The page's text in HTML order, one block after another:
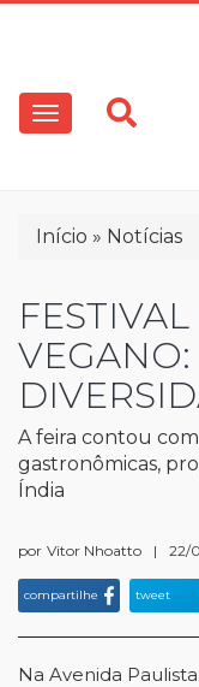
conteúdo
principal
Main
navigation
Trilha
Início Notícias
A feira contou
gastronômicas,
Índia
por Vitor Nhoatto | 22/
compartilhe tweet
Na Avenida